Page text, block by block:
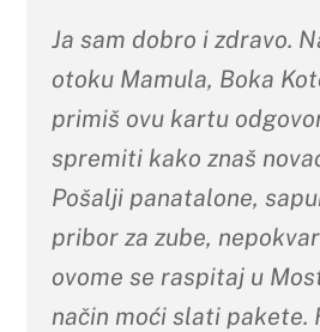
Ja sam dobro i zdravo.
otoku Mamula, Boka
primiš ovu kartu
spremiti kako znaš
Pošalji panatalone,
pribor za zube,
ovome se raspitaj u
način moći slati pakete.